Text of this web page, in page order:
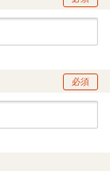
必須